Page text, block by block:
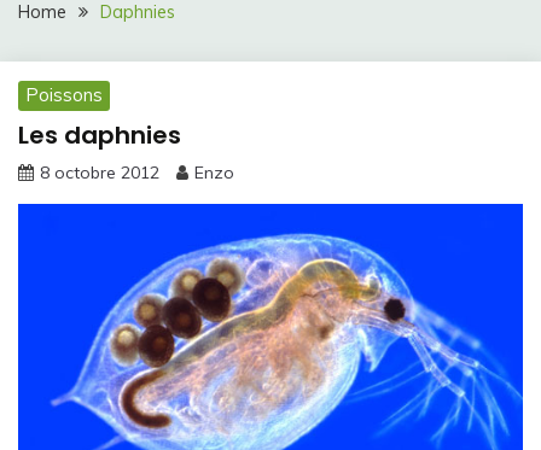
Home Daphnies
Poissons
Les daphnies
8 octobre 2012 Enzo